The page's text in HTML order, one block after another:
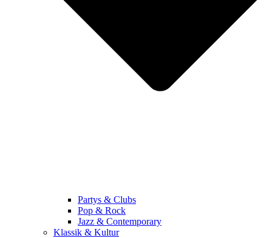
Partys & Clubs
Pop & Rock
Jazz & Contemporary
Klassik & Kultur